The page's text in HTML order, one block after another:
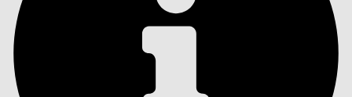
INHALT